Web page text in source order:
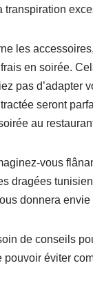
transpiration
les
frais en soirée.
pas d’adapter
seront
au
vous
dragées
donnera
de conseils
pouvoir éviter